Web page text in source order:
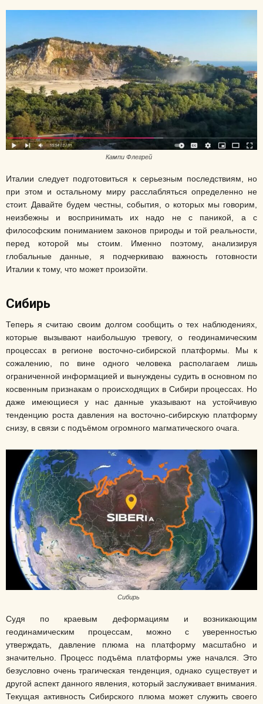
Кампи Флегрей
Италии следует подготовиться к серьезным последствиям, но
при этом и остальному миру расслабляться определенно не
стоит. Давайте будем честны, события, о которых мы говорим,
неизбежны и воспринимать их надо не с паникой, а с
философским пониманием законов природы и той реальности,
перед которой мы стоим. Именно поэтому, анализируя
глобальные данные, я подчеркиваю важность готовности
Италии к тому, что может произойти.
Сибирь
Теперь я считаю своим долгом сообщить о тех наблюдениях,
которые вызывают наибольшую тревогу, о геодинамическим
процессах в регионе восточно-сибирской платформы. Мы к
сожалению, по вине одного человека располагаем лишь
ограниченной информацией и вынуждены судить в основном по
косвенным признакам о происходящих в Сибири процессах. Но
даже имеющиеся у нас данные указывают на устойчивую
тенденцию роста давления на восточно-сибирскую платформу
снизу, в связи с подъёмом огромного магматического очага.
Сибирь
Судя по краевым деформациям и возникающим
геодинамическим процессам, можно с уверенностью
утверждать, давление плюма на платформу масштабно и
значительно. Процесс подъёма платформы уже начался. Это
безусловно очень трагическая тенденция, однако существует и
другой аспект данного явления, который заслуживает внимания.
Текущая активность Сибирского плюма может служить своего